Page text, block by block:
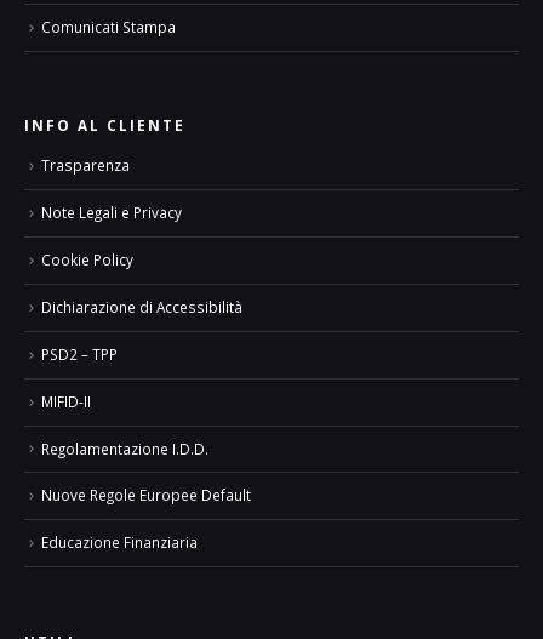
Comunicati Stampa
INFO AL CLIENTE
Trasparenza
Note Legali e Privacy
Cookie Policy
Dichiarazione di Accessibilità
PSD2 – TPP
MIFID-II
Regolamentazione I.D.D.
Nuove Regole Europee Default
Educazione Finanziaria